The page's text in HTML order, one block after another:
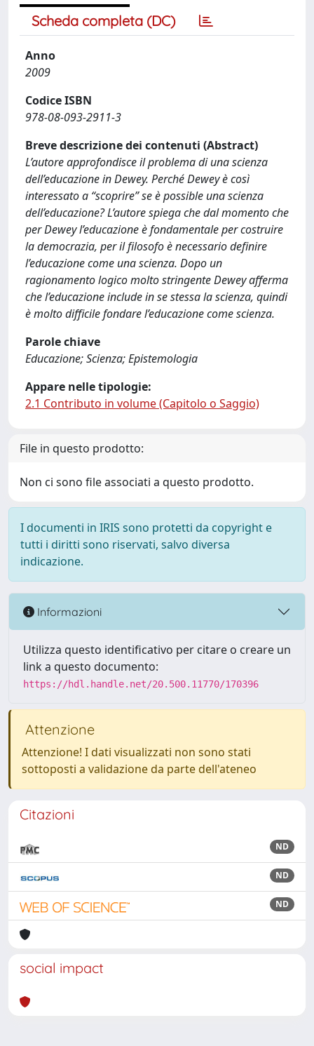
Scheda completa (DC)
Anno
2009
Codice ISBN
978-08-093-2911-3
Breve descrizione dei contenuti (Abstract)
L’autore approfondisce il problema di una scienza
dell’educazione in Dewey. Perché Dewey è così
interessato a “scoprire” se è possible una scienza
dell’educazione? L’autore spiega che dal momento che
per Dewey l’educazione è fondamentale per costruire
la democrazia, per il filosofo è necessario definire
l’educazione come una scienza. Dopo un
ragionamento logico molto stringente Dewey afferma
che l’educazione include in se stessa la scienza, quindi
è molto difficile fondare l’educazione come scienza.
Parole chiave
Educazione; Scienza; Epistemologia
Appare nelle tipologie:
2.1 Contributo in volume (Capitolo o Saggio)
File in questo prodotto:
Non ci sono file associati a questo prodotto.
I documenti in IRIS sono protetti da copyright e
tutti i diritti sono riservati, salvo diversa
indicazione.
Informazioni
Utilizza questo identificativo per citare o creare un
link a questo documento:
https://hdl.handle.net/20.500.11770/170396
Attenzione
Attenzione! I dati visualizzati non sono stati
sottoposti a validazione da parte dell'ateneo
Citazioni
ND
ND
ND
social impact